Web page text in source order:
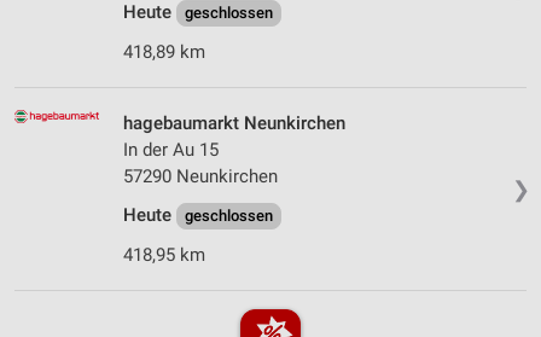
Heute
geschlossen
418,89 km
❯
hagebaumarkt Neunkirchen
In der Au 15
57290 Neunkirchen
Heute
geschlossen
418,95 km